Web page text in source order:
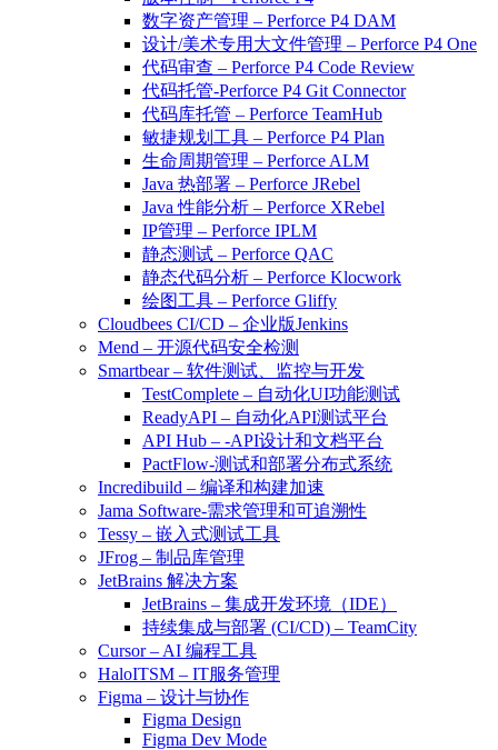
数字资产管理 – Perforce P4 DAM
设计/美术专用大文件管理 – Perforce P4 One
代码审查 – Perforce P4 Code Review
代码托管-Perforce P4 Git Connector
代码库托管 – Perforce TeamHub
敏捷规划工具 – Perforce P4 Plan
生命周期管理 – Perforce ALM
Java 热部署 – Perforce JRebel
Java 性能分析 – Perforce XRebel
IP管理 – Perforce IPLM
静态测试 – Perforce QAC
静态代码分析 – Perforce Klocwork
绘图工具 – Perforce Gliffy
Cloudbees CI/CD – 企业版Jenkins
Mend – 开源代码安全检测
Smartbear – 软件测试、监控与开发
TestComplete – 自动化UI功能测试
ReadyAPI – 自动化API测试平台
API Hub – -API设计和文档平台
PactFlow-测试和部署分布式系统
Incredibuild – 编译和构建加速
Jama Software-需求管理和可追溯性
Tessy – 嵌入式测试工具
JFrog – 制品库管理
JetBrains 解决方案
JetBrains – 集成开发环境（IDE）
持续集成与部署 (CI/CD) – TeamCity
Cursor – AI 编程工具
HaloITSM – IT服务管理
Figma – 设计与协作
Figma Design
Figma Dev Mode